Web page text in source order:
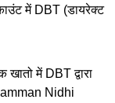
में DBT (डायरेक्ट
खातो में DBT द्वारा
Nidhi